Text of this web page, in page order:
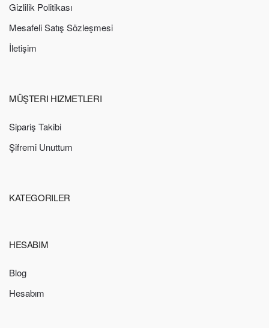
Gizlilik Politikası
Mesafeli Satış Sözleşmesi
İletişim
MÜŞTERI HIZMETLERI
Sipariş Takibi
Şifremi Unuttum
KATEGORILER
HESABIM
Blog
Hesabım